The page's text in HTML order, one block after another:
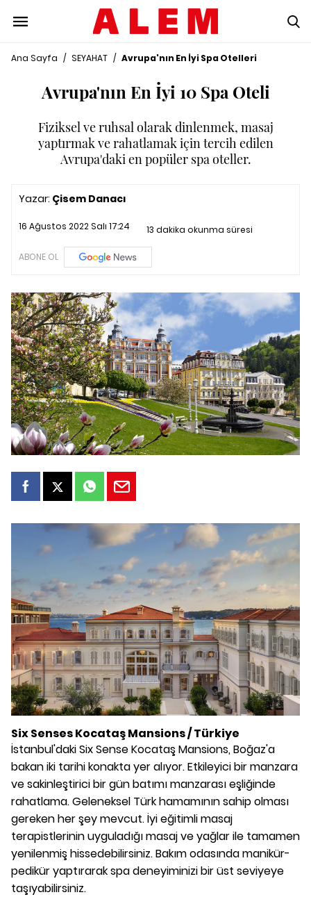
Ana Sayfa / SEYAHAT / Avrupa'nın En İyi Spa Otelleri
Avrupa'nın En İyi 10 Spa Oteli
Fiziksel ve ruhsal olarak dinlenmek, masaj
yaptırmak ve rahatlamak için tercih edilen
Avrupa'daki en popüler spa oteller.
Yazar: Çisem Danacı
16 Ağustos 2022 Salı 17:24 13 dakika okunma süresi
ABONE OL
Six Senses Kocataş Mansions / Türkiye
İstanbul'daki Six Sense Kocataş Mansions, Boğaz'a
bakan iki tarihi konakta yer alıyor. Etkileyici bir manzara
ve sakinleştirici bir gün batımı manzarası eşliğinde
rahatlama. Geleneksel Türk hamamının sahip olması
gereken her şey mevcut. İyi eğitimli masaj
terapistlerinin uyguladığı masaj ve yağlar ile tamamen
yenilenmiş hissedebilirsiniz. Bakım odasında manikür-
pedikür yaptırarak spa deneyiminizi bir üst seviyeye
taşıyabilirsiniz.